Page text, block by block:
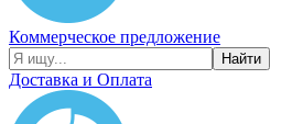
Коммерческое предложение
Найти
Доставка и Оплата